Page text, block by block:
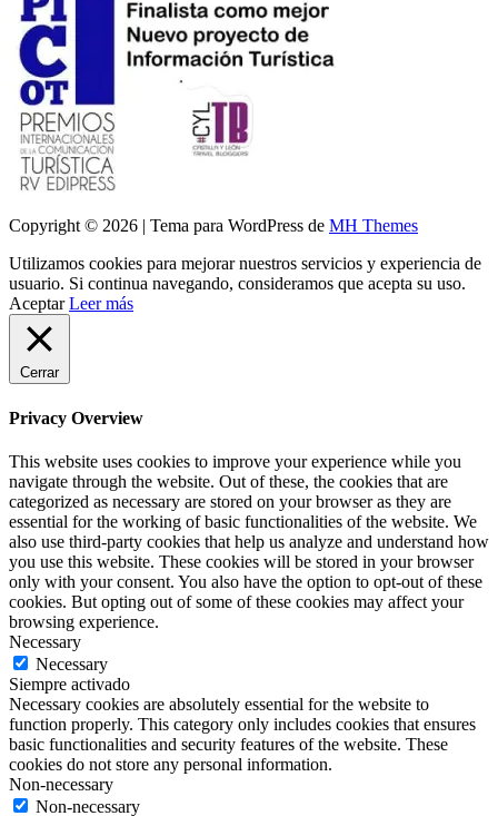
Copyright © 2026 | Tema para WordPress de MH Themes
Utilizamos cookies para mejorar nuestros servicios y experiencia de
usuario. Si continua navegando, consideramos que acepta su uso.
Aceptar Leer más
Cerrar
Privacy Overview
This website uses cookies to improve your experience while you
navigate through the website. Out of these, the cookies that are
categorized as necessary are stored on your browser as they are
essential for the working of basic functionalities of the website. We
also use third-party cookies that help us analyze and understand how
you use this website. These cookies will be stored in your browser
only with your consent. You also have the option to opt-out of these
cookies. But opting out of some of these cookies may affect your
browsing experience.
Necessary
Necessary
Siempre activado
Necessary cookies are absolutely essential for the website to
function properly. This category only includes cookies that ensures
basic functionalities and security features of the website. These
cookies do not store any personal information.
Non-necessary
Non-necessary